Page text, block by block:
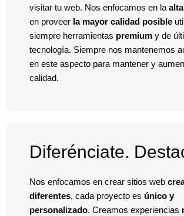
visitar tu web. Nos enfocamos en la
en proveer la mayor calidad posible
siempre herramientas premium y de
tecnología. Siempre nos mantenemos
en este aspecto para mantener y
calidad.
Diferénciate.
Nos enfocamos en crear sitios web
diferentes, cada proyecto es único y
personalizado. Creamos experiencias